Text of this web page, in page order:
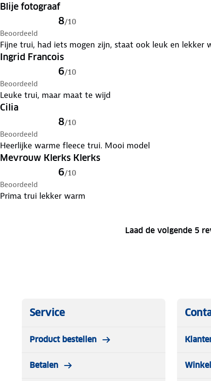
Blije fotograaf
8/10
Beoordeeld
Fijne trui, had iets mogen zijn, staat ook leuk en lekker
Ingrid Francois
6/10
Beoordeeld
Leuke trui, maar maat te wijd
Cilia
8/10
Beoordeeld
Heerlijke warme fleece trui. Mooi model
Mevrouw Klerks Klerks
6/10
Beoordeeld
Prima trui lekker warm
Laad de volgende 5
Service
Product bestellen
Betalen